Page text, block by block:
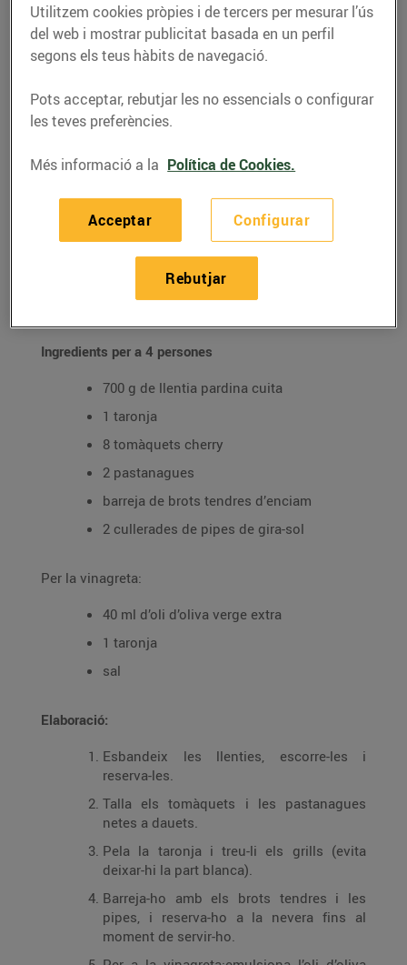
RECEPTES
Amanida de llenties i
taronja
20/de gener/2022
Ingredients per a 4 persones
700 g de llentia pardina cuita
1 taronja
8 tomàquets cherry
2 pastanagues
barreja de brots tendres d’enciam
2 cullerades de pipes de gira-sol
Per la vinagreta:
40 ml d’oli d’oliva verge extra
1 taronja
sal
Elaboració:
Esbandeix les llenties, escorre-les i
reserva-les.
Talla els tomàquets i les pastanagues
netes a dauets.
Pela la taronja i treu-li els grills (evita
deixar-hi la part blanca).
Barreja-ho amb els brots tendres i les
pipes, i reserva-ho a la nevera fins al
moment de servir-ho.
Utilitzem cookies pròpies i de tercers per mesurar l’ús
del web i mostrar publicitat basada en un perfil
segons els teus hàbits de navegació.
Pots acceptar, rebutjar les no essencials o configurar
les teves preferències.
Més informació a la Política de Cookies.
Configurar
Rebutjar
Acceptar